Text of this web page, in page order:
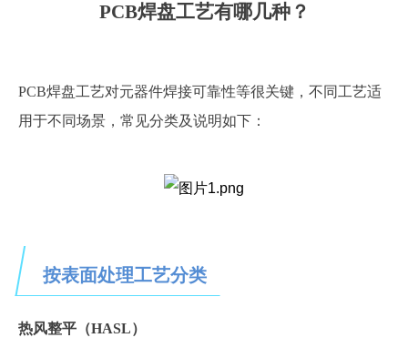
PCB焊盘工艺有哪几种？
PCB焊盘工艺对元器件焊接可靠性等很关键，不同工艺适
用于不同场景，常见分类及说明如下：
按表面处理工艺分类
热风整平（HASL）